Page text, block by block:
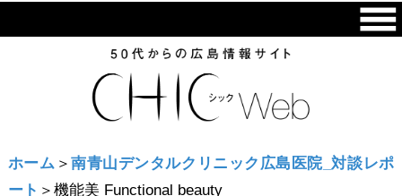
ホーム ＞ 南青山デンタルクリニック広島医院_対談レポ
ート ＞機能美 Functional beauty